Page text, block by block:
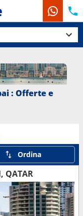
: Offerte e
Ordina
QATAR